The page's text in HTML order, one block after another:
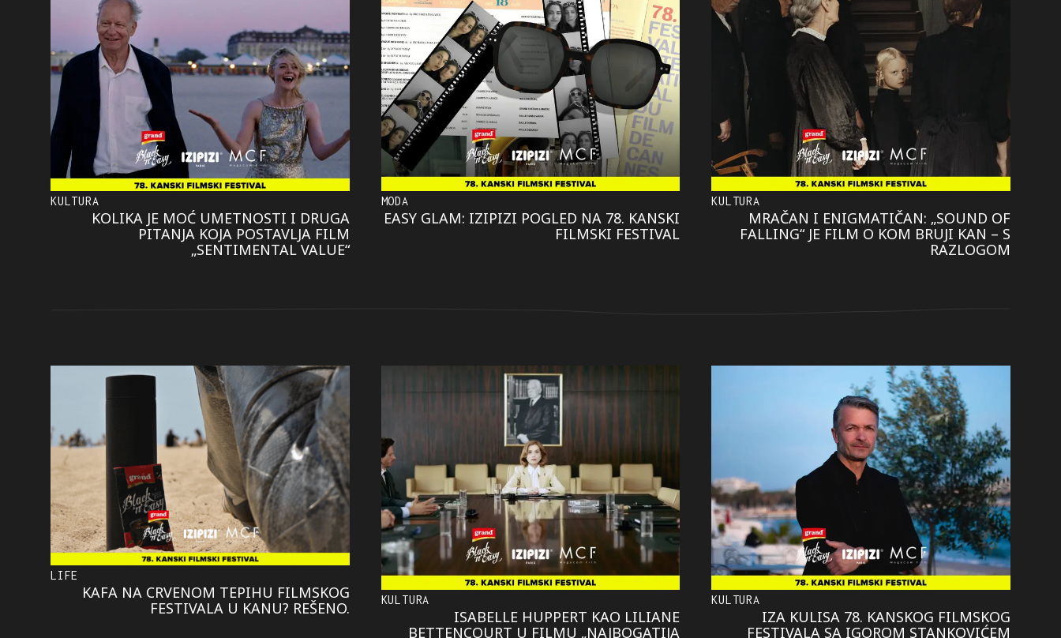
KULTURA
KOLIKA JE MOĆ UMETNOSTI I DRUGA
PITANJA KOJA POSTAVLJA FILM
„SENTIMENTAL VALUE“
MODA
EASY GLAM: IZIPIZI POGLED NA 78. KANSKI
FILMSKI FESTIVAL
KULTURA
MRAČAN I ENIGMATIČAN: „SOUND OF
FALLING“ JE FILM O KOM BRUJI KAN – S
RAZLOGOM
LIFE
KAFA NA CRVENOM TEPIHU FILMSKOG
FESTIVALA U KANU? REŠENO.
KULTURA
ISABELLE HUPPERT KAO LILIANE
BETTENCOURT U FILMU „NAJBOGATIJA
KULTURA
IZA KULISA 78. KANSKOG FILMSKOG
FESTIVALA SA IGOROM STANKOVIĆEM